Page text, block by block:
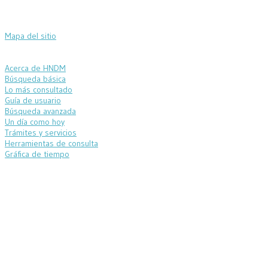
Mapa del sitio
Acerca de HNDM
Búsqueda básica
Lo más consultado
Guía de usuario
Búsqueda avanzada
Un día como hoy
Trámites y servicios
Herramientas de consulta
Gráfica de tiempo